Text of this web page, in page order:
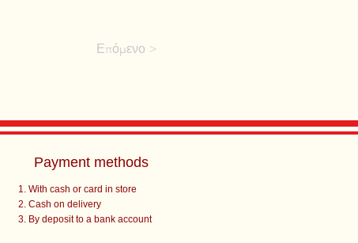
Επόμενο >
Payment methods
With cash or card in store
Cash on delivery
By deposit to a bank account